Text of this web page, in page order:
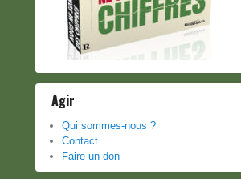
Agir
Qui sommes-nous ?
Contact
Faire un don